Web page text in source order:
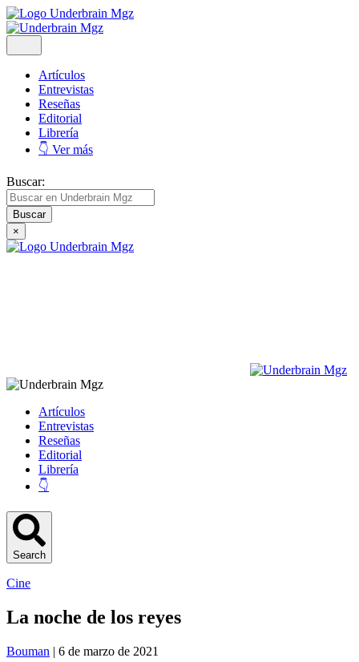
Artículos
Entrevistas
Reseñas
Editorial
Librería
👇 Ver más
Buscar:
×
Artículos
Entrevistas
Reseñas
Editorial
Librería
👇
Search
Cine
La noche de los reyes
Bouman | 6 de marzo de 2021